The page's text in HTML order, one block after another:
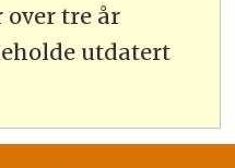
tre år
utdatert